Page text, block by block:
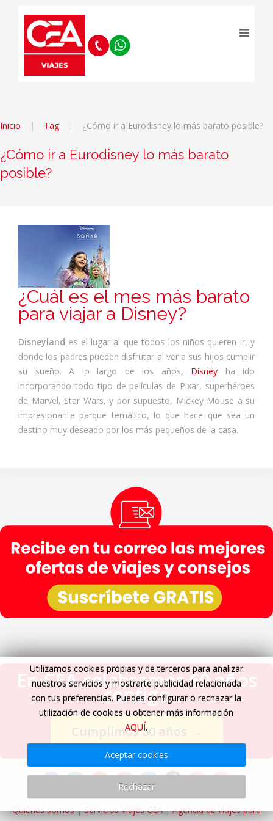
Inicio Tag ¿Cómo ir a Eurodisney lo más barato posible?
¿Cómo ir a Eurodisney lo más barato
posible?
¿Cuál es el mes más barato
para viajar a Disney?
Disneyland es el lugar al que todos los niños quieren ir, y
donde los padres pueden disfrutar al ver a sus hijos cumplir
su sueño. A lo largo de los años, Disney ha ido
incorporando todo tipo de películas de Pixar, superhéroes
de Marvel, Star Wars, y por supuesto, Mickey Mouse a su
impresionante parque temático, lo que hace que sea un
destino muy deseado por los más pequeños de la casa.
En CEA celebramos 60 años
contigo
Cumplimos 60 años →
Quiénes somos|Servicios Viajes CEA|Agencia de viajes para
Utilizamos cookies propias y de terceros para analizar
nuestros servicios y mostrarte publicidad relacionada
con tus preferencias. Puedes configurar o rechazar la
utilización de cookies u obtener más información
AQUÍ.
Aceptar cookies
Rechazar